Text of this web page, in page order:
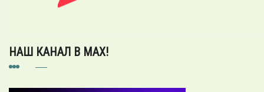
НАШ КАНАЛ В MAX!